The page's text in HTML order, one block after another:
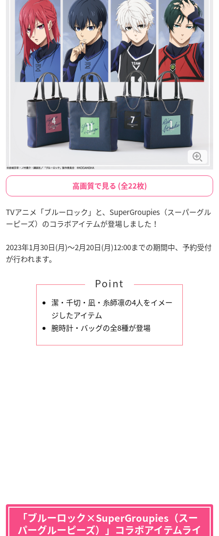
高画質で見る (全22枚)
TVアニメ「ブルーロック」と、SuperGroupies（スーパーグル
ーピーズ）のコラボアイテムが登場しました！
2023年1月30日(月)〜2月20日(月)12:00までの期間中、予約受付
が行われます。
Point
潔・千切・凪・⽷師凛の4⼈をイメー
ジしたアイテム
腕時計・バッグの全8種が登場
「ブルーロック×SuperGroupies（スー
パーグルーピーズ）」コラボアイテムライ